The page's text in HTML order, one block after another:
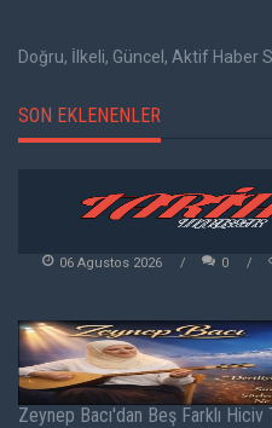
Doğru, İlkeli, Güncel, Aktif Haber
SON EKLENENLER
06 Agustos 2026 0
Zeynep Bacı'dan Beş Farklı